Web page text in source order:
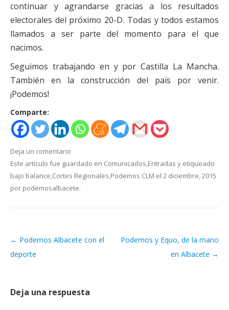
continuar y agrandarse gracias a los resultados
electorales del próximo 20-D. Todas y todos estamos
llamados a ser parte del momento para el que
nacimos.
Seguimos trabajando en y por Castilla La Mancha.
También en la construcción del país por venir.
¡Podemos!
Comparte:
Deja un comentario
Este artículo fue guardado en Comunicados,Entradas y etiqueado
bajo balance,Cortes Regionales,Podemos CLM el 2 diciembre, 2015
por podemosalbacete.
Navegación de artículos
← Podemos Albacete con el
deporte
Podemos y Equo, de la mano
en Albacete →
Deja una respuesta